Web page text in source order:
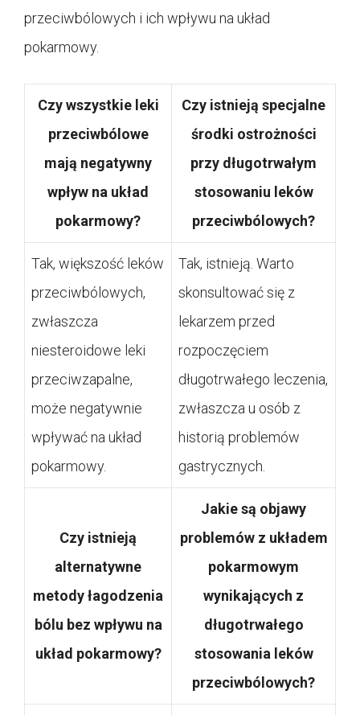
przeciwbólowych i ich wpływu na układ
pokarmowy.
Czy wszystkie leki
przeciwbólowe
mają negatywny
wpływ na układ
pokarmowy?
Czy istnieją specjalne
środki ostrożności
przy długotrwałym
stosowaniu leków
przeciwbólowych?
Tak, większość leków
przeciwbólowych,
zwłaszcza
niesteroidowe leki
przeciwzapalne,
może negatywnie
wpływać na układ
pokarmowy.
Tak, istnieją. Warto
skonsultować się z
lekarzem przed
rozpoczęciem
długotrwałego leczenia,
zwłaszcza u osób z
historią problemów
gastrycznych.
Czy istnieją
alternatywne
metody łagodzenia
bólu bez wpływu na
układ pokarmowy?
Jakie są objawy
problemów z układem
pokarmowym
wynikających z
długotrwałego
stosowania leków
przeciwbólowych?